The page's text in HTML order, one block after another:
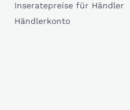
Inseratepreise für Händler
Händlerkonto